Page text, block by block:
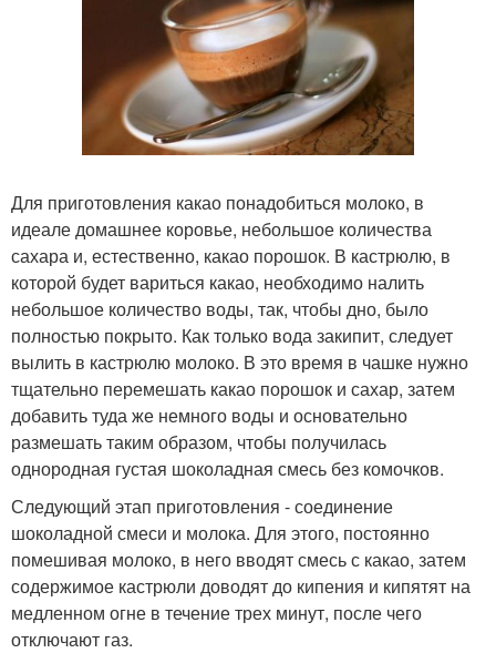
Для приготовления какао понадобиться молоко, в
идеале домашнее коровье, небольшое количества
сахара и, естественно, какао порошок. В кастрюлю, в
которой будет вариться какао, необходимо налить
небольшое количество воды, так, чтобы дно, было
полностью покрыто. Как только вода закипит, следует
вылить в кастрюлю молоко. В это время в чашке нужно
тщательно перемешать какао порошок и сахар, затем
добавить туда же немного воды и основательно
размешать таким образом, чтобы получилась
однородная густая шоколадная смесь без комочков.
Следующий этап приготовления - соединение
шоколадной смеси и молока. Для этого, постоянно
помешивая молоко, в него вводят смесь с какао, затем
содержимое кастрюли доводят до кипения и кипятят на
медленном огне в течение трех минут, после чего
отключают газ.